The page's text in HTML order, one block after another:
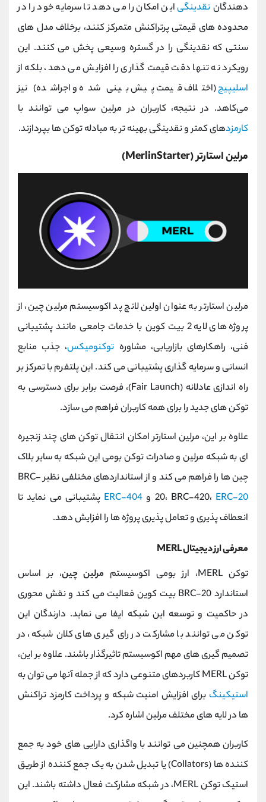
دهندگاننقدینگیاین امکان را می ‌دهد تا سرمایه خود را در
محدوده ‌های قیمتی پرتراکنش متمرکز کنند، برخلاف مدل‌ های
سنتی که نقدینگی را در گستره وسیعی پخش می کنند. این
رویکرد نه ‌تنها دقت قیمت‌ گذاری را افزایش می ‌دهد، بلکه از
اسلیپیج(اختلاف قیمت پیش‌ بینی شده و اجراشده) نیز
می‌کاهد. در نتیجه، کاربران در مرلین سواپ می توانند با
کارمزدهای کمتر و نقدینگی بهینه ‌تر به مبادله توکن ‌ها بپردازند.
مرلین استارتر (MerlinStarter)
مرلین استارتر به عنوان اولین لانچ ‌پد اکوسیستم مرلین چین، از
پروژه‌ های لایه 2 بیت‌ کوین با خدمات جامعی مانند پشتیبانی
فنی، راهکارهای بازاریابی، مشاوره توکنومیکس، جذب منابع
انسانی و سرمایه‌ گذاری پشتیبانی می کند. این پلتفرم با تمرکز بر
راه ‌اندازی عادلانه (Fair Launch)، فرصت برابر برای دسترسی به
توکن ‌های جدید را برای همه کاربران فراهم می‌ سازد.
علاوه بر این، مرلین استارتر امکان انتقال توکن ‌های چند ‌زنجیره
‌ای به شبکه مرلین و صادرات توکن بومی این شبکه به سایر بلاک
چین ‌ها را فراهم می کند و از استانداردهای مختلفی نظیر BRC-
20، BRC-420، ERC-20 و ERC-404 پشتیبانی می ‌نماید تا
انعطاف ‌پذیری و تعامل پذیری پروژه‌ ها را افزایش دهد.
معرفی ارز دیجیتال MERL
توکن MERL، ارز بومی اکوسیستم
مرلین چین، بر اساس
استاندارد BRC-20 بیت ‌کوین فعالیت می کند و نقش محوری
در حاکمیت و توسعه این شبکه ایفا می‌ نماید. دارندگان این
توکن می ‌توانند با مشارکت در رای‌ گیری ‌های کلان‌ شبکه، در
تصمیم ‌گیری ‌های مهم اکوسیستم تاثیرگذار باشند. علاوه بر این،
توکن MERL کاربردهای متنوعی دارد که از جمله آنها می‌ توان به
استیکینگ برای افزایش امنیت شبکه و پرداخت کارمزد تراکنش‌
ها در لایه ‌های مختلف مرلین اشاره کرد.
کاربران همچنین می ‌توانند با واگذاری دارایی ‌های خود به جمع
‌کننده‌ ها (Collators) یا تبدیل شدن به یک جمع ‌کننده از طریق
استیک توکن MERL، در شبکه مشارکت فعال داشته باشند. این